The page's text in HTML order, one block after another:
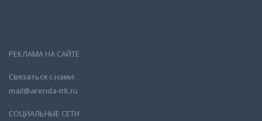
РЕКЛАМА НА САЙТЕ
Связаться с нами:
mail@arenda-trk.ru
СОЦИАЛЬНЫЕ СЕТИ